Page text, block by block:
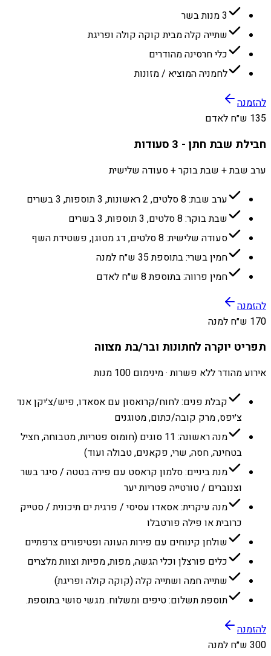
3 מנות בשר
שתייה קלה מבית קוקה קולה ופריגת
כלי חרסינה מהודרים
לחמניה המוציא / מזונות
להזמנה
135 ש״ח לאדם
חבילת שבת חתן - 3 סעודות
ערב שבת + שבת בוקר + סעודה שלישית
ערב שבת: 8 סלטים, 2 ראשונות, 3 תוספות, 3 בשרים
שבת בוקר: 8 סלטים, 3 תוספות, 3 בשרים
סעודה שלישית: 8 סלטים, דג מטוגן, פשטידת השף
חמין בשרי: בתוספת 35 ש״ח למנה
חמין פרווה: בתוספת 8 ש״ח לאדם
להזמנה
170 ש״ח למנה
תפריט יוקרה לחתונות ובר/בת מצווה
אירוע מהודר ללא פשרות · מינימום 100 מנות
קבלת פנים: לחוח/קרואסון עם אסאדו, פיש/צ׳יקן אנד
צ׳יפס, מרק קובה/כתום, מטוגנים
מנה ראשונה: 11 סוגים (חומוס פטריות, מטבוחה, חציל
בטחינה, חסה, שרי, פקאנים, טבולה ועוד)
מנת ביניים: סלמון קראסט עם פירה בטטה / סיגר בשר
וצנוברים / טורטייה פטריות יער
מנה עיקרית: אסאדו עסיסי / פרגית ים תיכונית / סטייק
כרובית או פילה פורטבלו
שולחן קינוחים עם פירות העונה ופטיפורים צרפתיים
כלים פורצלן וכלי הגשה, מפות, מפיות וצוות מלצרים
שתייה חמה ושתייה קלה (קוקה קולה ופריגת)
תוספת תשלום: טיפים ומשלוח. מגשי סושי בתוספת.
להזמנה
300 ש״ח למנה